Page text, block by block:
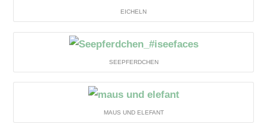
EICHELN
SEEPFERDCHEN
MAUS UND ELEFANT